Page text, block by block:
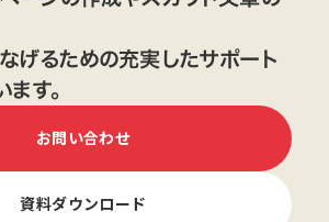
げるための充実したサポート
す。
お問い合わせ
資料ダウンロード